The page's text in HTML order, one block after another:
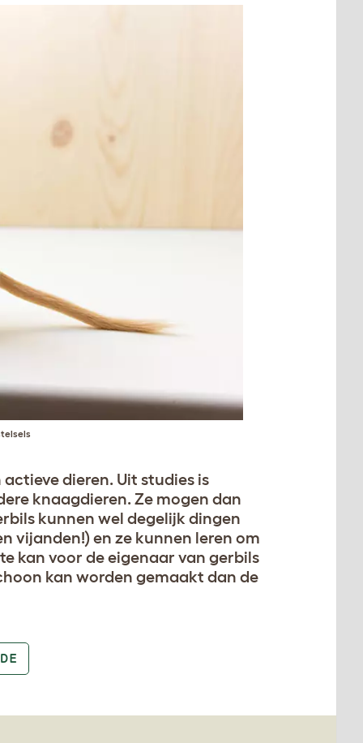
dieren. Uit studies is
knaagdieren. Ze mogen dan
kunnen wel degelijk dingen
vijanden!) en ze kunnen leren om
kan voor de eigenaar van gerbils
kan worden gemaakt dan de